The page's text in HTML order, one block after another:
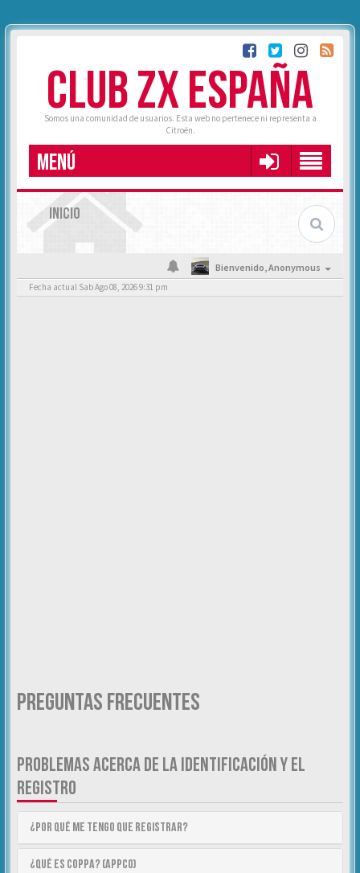
CLUB ZX ESPAÑA
Somos una comunidad de usuarios. Esta web no pertenece ni representa a
Citroën.
MENÚ
INICIO
Bienvenido,Anonymous
Fecha actual Sab Ago 08, 2026 9:31 pm
Preguntas Frecuentes
PROBLEMAS ACERCA DE LA IDENTIFICACIÓN Y EL
REGISTRO
¿Por qué me tengo que registrar?
¿Qué es COPPA? (APPCO)